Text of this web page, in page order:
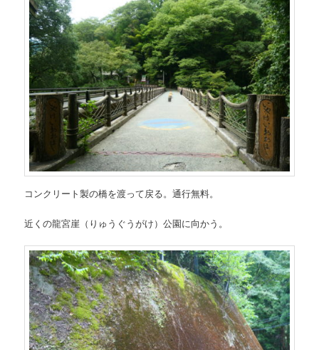
コンクリート製の橋を渡って戻る。通行無料。
近くの龍宮崖（りゅうぐうがけ）公園に向かう。